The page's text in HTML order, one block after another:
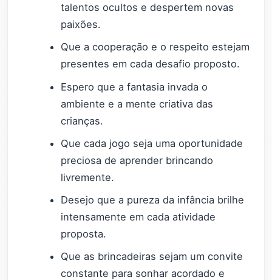
talentos ocultos e despertem novas
paixões.
Que a cooperação e o respeito estejam
presentes em cada desafio proposto.
Espero que a fantasia invada o
ambiente e a mente criativa das
crianças.
Que cada jogo seja uma oportunidade
preciosa de aprender brincando
livremente.
Desejo que a pureza da infância brilhe
intensamente em cada atividade
proposta.
Que as brincadeiras sejam um convite
constante para sonhar acordado e